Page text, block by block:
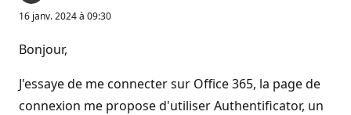
16 janv. 2024 à 09:30
Bonjour,
J'essaye de me connecter sur Office 365, la page de
connexion me propose d'utiliser Authentificator, un